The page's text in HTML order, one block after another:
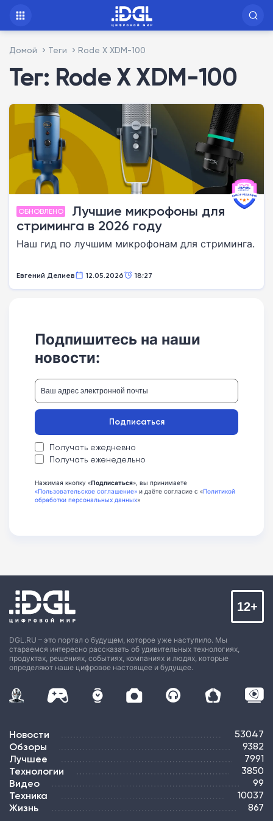
Домой Теги Rode X XDM-100
Тег: Rode X XDM-100
ОБНОВЛЕНО
Лучшие микрофоны для
стриминга в 2026 году
Наш гид по лучшим микрофонам для стриминга.
Евгений Делиев 12.05.2026 18:27
Подпишитесь на наши
новости:
Получать ежедневно
Получать еженедельно
Подписаться
Нажимая кнопку «Подписаться», вы принимаете
«Пользовательское соглашение» и даёте согласие с «Политикой
обработки персональных данных»
DGL.RU – это портал о будущем, которое уже наступило. Мы
стараемся интересно рассказать об удивительных технологиях,
продуктах, решениях, событиях, компаниях и людях, которые
определяют наше цифровое настоящее и будущее.
12+
Новости 53047
Обзоры 9382
Лучшее 7991
Технологии 3850
Видео 99
Техника 10037
Жизнь 867